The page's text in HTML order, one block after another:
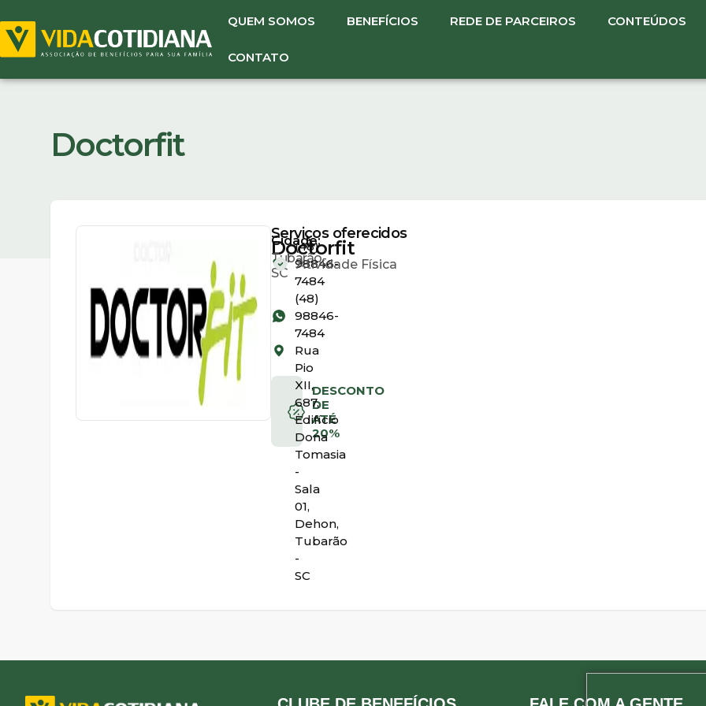
QUEM SOMOS BENEFÍCIOS REDE DE PARCEIROS CONTEÚDOS
CONTATO
Doctorfit
Doctorfit
Cidade:
Tubarão-
SC
DESCONTO
DE
ATÉ
20%
(48)
98846-
7484
(48)
98846-
7484
Rua
Pio
XII,
687,
Edifício
Dona
Tomasia
-
Sala
01,
Dehon,
Tubarão
-
SC
Serviços oferecidos
Atividade Física